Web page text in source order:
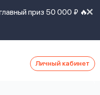
приз 50 000 ₽ 🔥
Личный кабинет